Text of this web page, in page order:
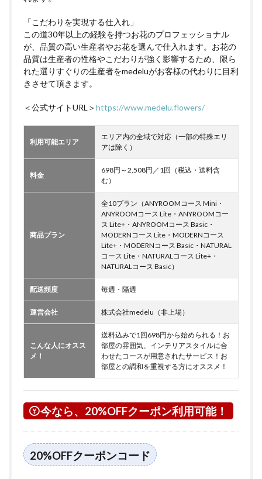
「こだわりを実現する仕入れ」
この道30年以上の経験を持つお花のプロフェッショナル
が、品質の高い生産者やお花を選んで仕入れます。お花の
品質は生産者の性格やこだわりが強く影響するため、限ら
れた選りすぐりの生産者をmedeluがお客様の代わりに目利
きさせて頂きます。
＜公式サイトURL＞https://www.medelu.flowers/
利用可能エリア
エリア内の全域で対応（一部の特殊エリ
アは除く）
料金
698円～2,508円／1回（税込・送料含
む）
商品プラン
全10プラン（ANYROOMコース Mini・
ANYROOMコース Lite・ANYROOMコー
ス Lite+・ANYROOMコース Basic・
MODERNコース Lite・MODERNコース
Lite+・MODERNコース Basic・NATURAL
コース Lite・NATURALコース Lite+・
NATURALコース Basic）
配送頻度 毎週・隔週
運営会社 株式会社medelu（非上場）
こんな人にオスス
メ！
送料込みで1回698円から始められる！お
部屋の雰囲気、インテリアスタイルに合
わせたコースが用意されたサービス！お
部屋との調和を重視する方にオススメ！
今なら、20%OFFクーポン利用可能！
20%OFFクーポンコード